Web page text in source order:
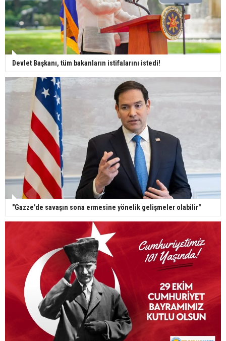
Devlet Başkanı, tüm bakanların istifalarını istedi!
"Gazze'de savaşın sona ermesine yönelik gelişmeler olabilir"